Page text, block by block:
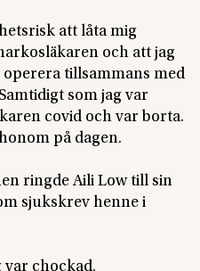
att låta mig
och att jag
tillsammans med
som jag var
covid och var borta.
på dagen.
ringde Aili Low till sin
sjukskrev henne i
var chockad.